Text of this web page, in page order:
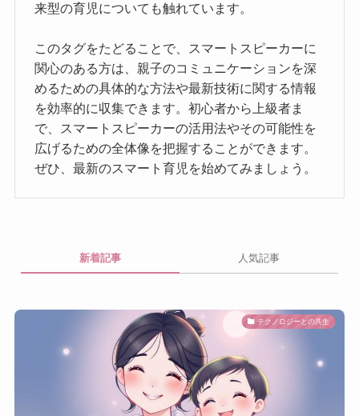
来型の育児についても触れています。
このタグをたどることで、スマートスピーカーに
関心のある方は、親子のコミュニケーションを深
めるための具体的な方法や最新技術に関する情報
を効率的に収集できます。初心者から上級者ま
で、スマートスピーカーの活用法やその可能性を
広げるための全体像を把握することができます。
ぜひ、最新のスマート育児を始めてみましょう。
新着記事 人気記事
テクノロジーとの共生